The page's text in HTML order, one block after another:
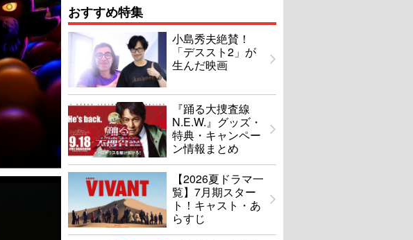
おすすめ特集
小島秀夫絶賛！
「デススト2」が
生んだ映画
『踊る大捜査線
N.E.W.』グッズ・
特典・キャンペー
ン情報まとめ
【2026夏ドラマ一
覧】7月期スター
ト！キャスト・あ
らすじ